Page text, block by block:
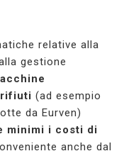
relative alla
gestione
rifiuti (ad esempio
da Eurven)
minimi i costi di
anche dal